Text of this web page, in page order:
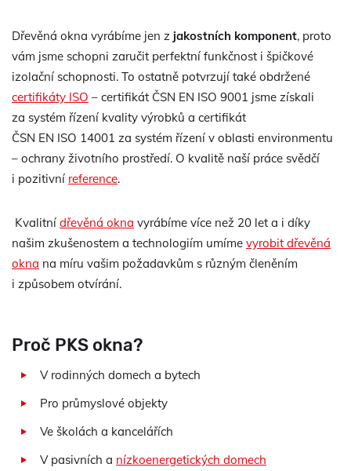
Dřevěná okna vyrábíme jen z jakostních komponent, proto
vám jsme schopni zaručit perfektní funkčnost i špičkové
izolační schopnosti. To ostatně potvrzují také obdržené
certifikáty ISO – certifikát ČSN EN ISO 9001 jsme získali
za systém řízení kvality výrobků a certifikát
ČSN EN ISO 14001 za systém řízení v oblasti environmentu
– ochrany životního prostředí. O kvalitě naší práce svědčí
i pozitivní reference.
Kvalitní dřevěná okna vyrábíme více než 20 let a i díky
našim zkušenostem a technologiím umíme vyrobit dřevěná
okna na míru vašim požadavkům s různým členěním
i způsobem otvírání.
Proč PKS okna?
V rodinných domech a bytech
Pro průmyslové objekty
Ve školách a kancelářích
V pasivních a nízkoenergetických domech